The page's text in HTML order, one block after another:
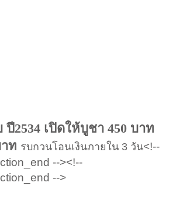
ปี2534 เปิดให้บูชา 450 บาท
ท รบกวนโอนเงินภายใน 3 วัน<!--
--><!--
-->